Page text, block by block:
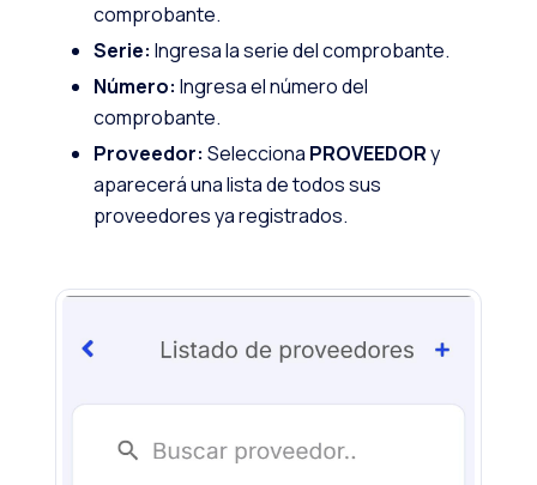
comprobante.
Serie: Ingresa la serie del comprobante.
Número: Ingresa el número del
comprobante.
Proveedor: Selecciona PROVEEDORy
aparecerá una lista de todos sus
proveedores ya registrados.